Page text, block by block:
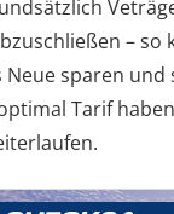
– so
Neue sparen
Tarif